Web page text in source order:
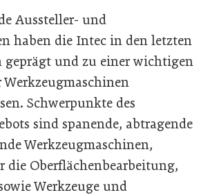
Aussteller- und
haben die Intec in den letzten
geprägt und zu einer wichtigen
Werkzeugmaschinen
Schwerpunkte des
sind spanende, abtragende
Werkzeugmaschinen,
die Oberflächenbearbeitung,
Werkzeuge und